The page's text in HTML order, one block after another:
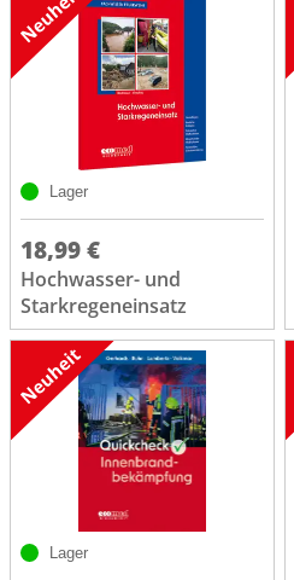
Lager
18,99 €
Hochwasser- und
Starkregeneinsatz
Lager